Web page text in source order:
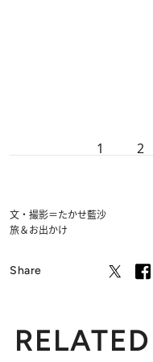
1 2
文・撮影＝たかせ藍沙
旅＆お出かけ
Share